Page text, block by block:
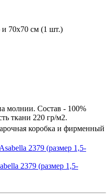
70х70 см (1 шт.)
молнии. Состав - 100%
ткани 220 гр/м2.
коробка и фирменный
2379 (размер 1,5-